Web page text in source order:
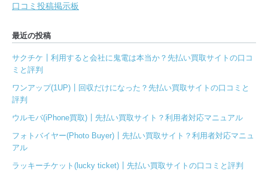
口コミ投稿掲示板
最近の投稿
サクチケ┃利用すると会社に鬼電は本当か？先払い買取サイトの口コ
ミと評判
ワンアップ(1UP)┃回収だけになった？先払い買取サイトの口コミと
評判
ウルモバ(iPhone買取)┃先払い買取サイト？利用者対応マニュアル
フォトバイヤー(Photo Buyer)┃先払い買取サイト？利用者対応マニュ
アル
ラッキーチケット(lucky ticket)┃先払い買取サイトの口コミと評判